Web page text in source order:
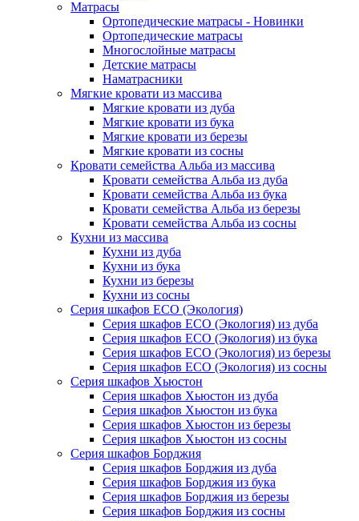
Матрасы
Ортопедические матрасы - Новинки
Ортопедические матрасы
Многослойные матрасы
Детские матрасы
Наматрасники
Мягкие кровати из массива
Мягкие кровати из дуба
Мягкие кровати из бука
Мягкие кровати из березы
Мягкие кровати из сосны
Кровати семейства Альба из массива
Кровати семейства Альба из дуба
Кровати семейства Альба из бука
Кровати семейства Альба из березы
Кровати семейства Альба из сосны
Кухни из массива
Кухни из дуба
Кухни из бука
Кухни из березы
Кухни из сосны
Серия шкафов ECO (Экология)
Серия шкафов ECO (Экология) из дуба
Серия шкафов ECO (Экология) из бука
Серия шкафов ECO (Экология) из березы
Серия шкафов ECO (Экология) из сосны
Серия шкафов Хьюстон
Серия шкафов Хьюстон из дуба
Серия шкафов Хьюстон из бука
Серия шкафов Хьюстон из березы
Серия шкафов Хьюстон из сосны
Серия шкафов Борджия
Серия шкафов Борджия из дуба
Серия шкафов Борджия из бука
Серия шкафов Борджия из березы
Серия шкафов Борджия из сосны